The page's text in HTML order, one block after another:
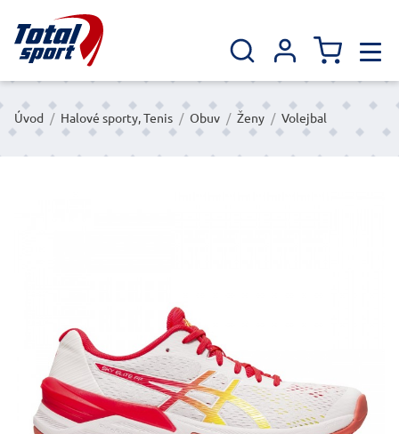
Úvod / Halové sporty, Tenis / Obuv / Ženy / Volejbal